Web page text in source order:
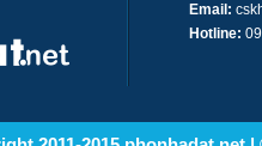
Email:
Hotline: